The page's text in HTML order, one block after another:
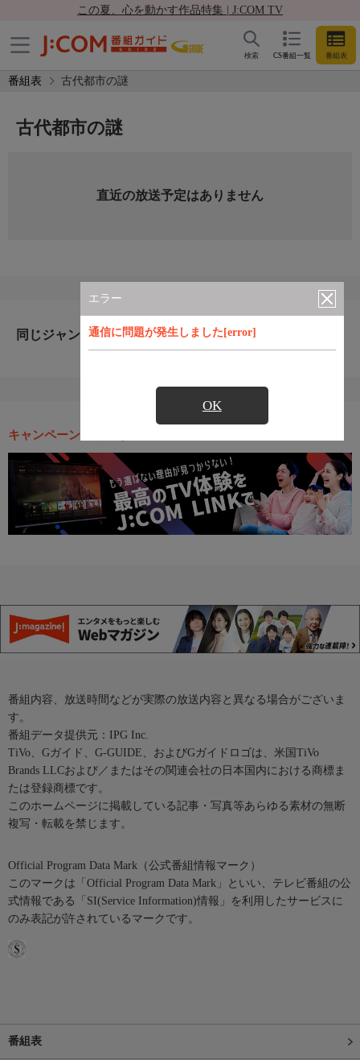
この夏、心を動かす作品特集 | J:COM TV
CS番組一覧 番組表
検索
番組表 古代都市の謎
エラー
通信に問題が発生しました[error]
OK
古代都市の謎
直近の放送予定はありません
同じジャンルのおすすめ番組
キャンペーン・お得な情報
番組内容、放送時間などが実際の放送内容と異なる場合がございま
す。
番組データ提供元：IPG Inc.
TiVo、Gガイド、G-GUIDE、およびGガイドロゴは、米国TiVo
Brands LLCおよび／またはその関連会社の日本国内における商標ま
たは登録商標です。
このホームページに掲載している記事・写真等あらゆる素材の無断
複写・転載を禁じます。
Official Program Data Mark（公式番組情報マーク）
このマークは「Official Program Data Mark」といい、テレビ番組の公
式情報である「SI(Service Information)情報」を利用したサービスに
のみ表記が許されているマークです。
番組表